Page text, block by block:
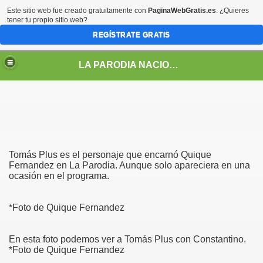
LA PARODIA NACIONAL
Tomás Plus es el personaje que encarnó Quique
Fernandez en La Parodia. Aunque solo apareciera en una
ocasión en el programa.
*Foto de Quique Fernandez
En esta foto podemos ver a Tomás Plus con Constantino.
*Foto de Quique Fernandez
PERSONAJES DE LA PARODIA
Este sitio web fue creado gratuitamente con PaginaWebGratis.es. ¿Quieres
tener tu propio sitio web?
REGÍSTRATE GRATIS